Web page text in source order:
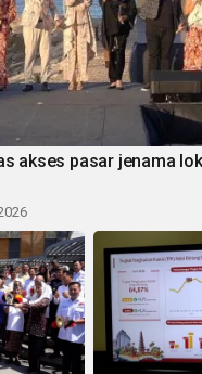
akses pasar jenama